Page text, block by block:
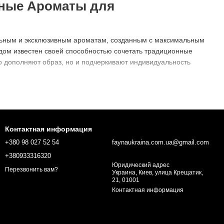
Ароматы для
и эксклюзивным ароматам, созданным с максимальным
известен своей способностью сочетать традиционные
образ, но и подчеркивают индивидуальность
в Париже. С самого начала бренд стал символом
для ношения, но и рассказывать собственную историю,
Marc-Antoine Barrois быстро получил международное
уникальные и сложные композиции, которые
самых требовательных потребителей. Коллекция бренда
Контактная информация
+380 98 027 52 54
+380933316320
Перезвонить вам?
faynaukraina.com.ua@gmail.com
Юридический адрес
Украина, Киев, улица Крещатик,
21, 01001
Контактная информация